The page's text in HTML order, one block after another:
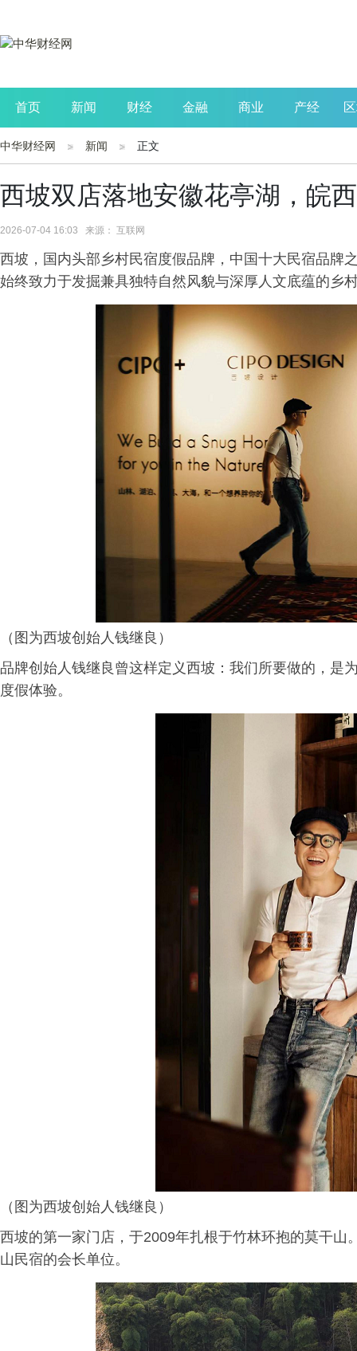
首页 新闻 财经 金融 商业 产经
公司 生活 读书
中华财经网 新闻 正文
西坡双店落地安徽花亭湖，皖
2026-07-04 16:03 来源： 互联网
西坡，国内头部乡村民宿度假品牌，中国十大民宿品牌
始终致力于发掘兼具独特自然风貌与深厚人文底蕴的乡
（图为西坡创始人钱继良）
品牌创始人钱继良曾这样定义西坡：我们所要做的，是
度假体验。
（图为西坡创始人钱继良）
西坡的第一家门店，于2009年扎根于竹林环抱的莫干
山民宿的会长单位。